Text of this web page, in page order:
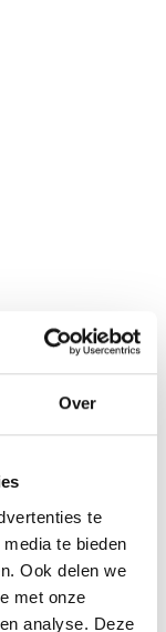
Over
te
te bieden
Ook delen we
met onze
analyse. Deze
met